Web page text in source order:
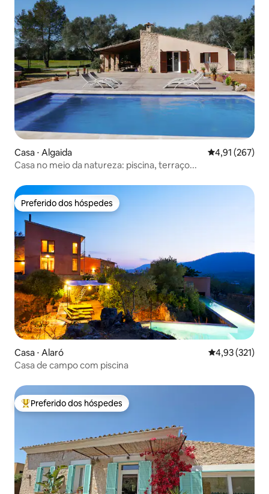
Casa ⋅ Algaida 4,91 de uma
4,91 (267)
Casa no meio da natureza: piscina, terraço...
Preferido dos hóspedes
Preferido dos hóspedes
Casa ⋅ Alaró 4,93 de uma
4,93 (321)
Casa de campo com piscina
Entre os melhores preferidos dos hóspedes
Preferido dos hóspedes